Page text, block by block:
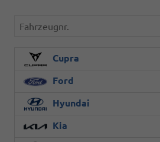
Fahrzeugnr.
Cupra
Ford
Hyundai
Kia